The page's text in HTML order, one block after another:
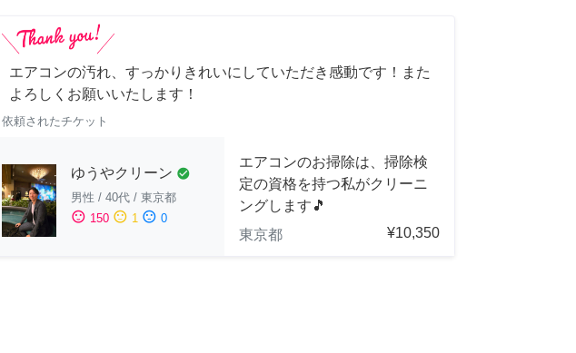
エアコンの汚れ、すっかりきれいにしていただき感動です！また
よろしくお願いいたします！
依頼されたチケット
ゆうやクリーン check_circle
男性 / 40代 / 東京都
sentiment_satisfied 150 sentiment_neutral 1 sentiment_dissatisfied 0
エアコンのお掃除は、掃除検
定の資格を持つ私がクリーニ
ングします🎵
東京都
¥10,350